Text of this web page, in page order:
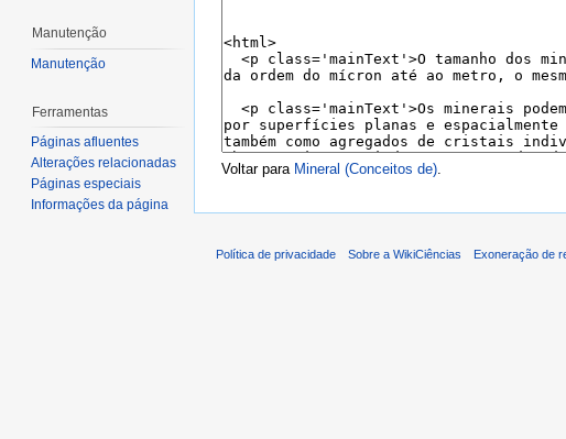
Voltar para Mineral (Conceitos de)
Manutenção
Manutenção
Ferramentas
Páginas afluentes
Alterações relacionadas
Páginas especiais
Informações da página
Política de privacidade Sobre a WikiCiências Exoneração de